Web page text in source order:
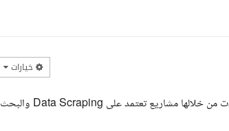
خيارات
السلام عليكم، أنا شروق طارق، محللة بيانات بخبرة فعلية مثبتة على منصة مستقل، نفذت من خلالها مشاريع تعتمد على Data Scraping والبحث